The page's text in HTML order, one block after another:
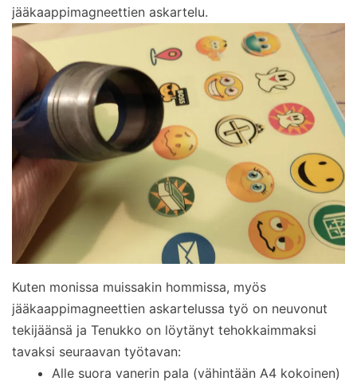
jääkaappimagneettien askartelu.
Kuten monissa muissakin hommissa, myös
jääkaappimagneettien askartelussa työ on neuvonut
tekijäänsä ja Tenukko on löytänyt tehokkaimmaksi
tavaksi seuraavan työtavan:
Alle suora vanerin pala (vähintään A4 kokoinen)